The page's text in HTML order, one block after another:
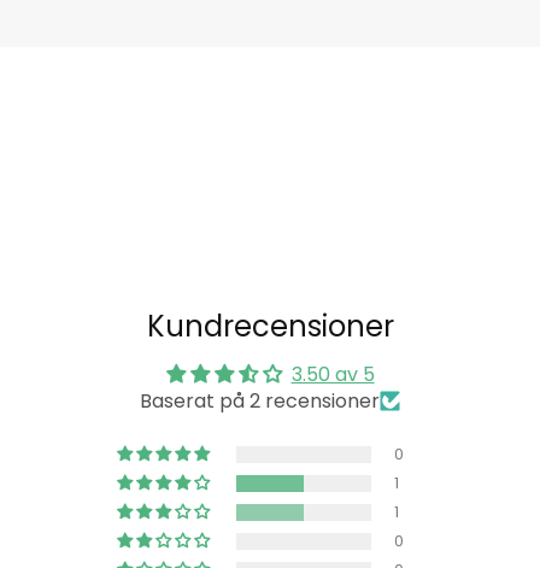
Kundrecensioner
3.50 av 5
Baserat på 2 recensioner
0
1
1
0